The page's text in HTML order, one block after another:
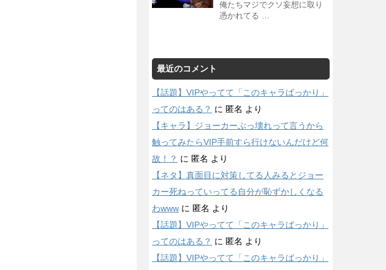
俺たちマジでクソ妄想に取り
憑かれてる …
最近のコメント
【話題】VIPやってて「このキャラばっかり」
ってのはある？ に 匿名 より
【キャラ】ジョーカーぶっ壊れって言うから
触ってみたらVIP手前すら行けないんだけど何
故！？ に 匿名 より
【ネタ】真面目に対策してる人みるとジョー
カー死ねっていってる自分が恥ずかしくなる
わwww に 匿名 より
【話題】VIPやってて「このキャラばっかり」
ってのはある？ に 匿名 より
【話題】VIPやってて「このキャラばっかり」